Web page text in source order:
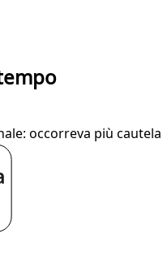
occorreva più